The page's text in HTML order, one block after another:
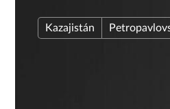
Kazajistán